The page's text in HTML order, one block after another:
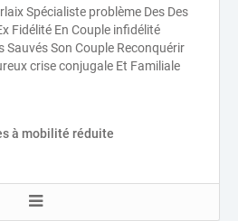
Spécialiste problème Des Des
Fidélité En Couple infidélité
Sauvés Son Couple Reconquérir
crise conjugale Et Familiale
à mobilité réduite